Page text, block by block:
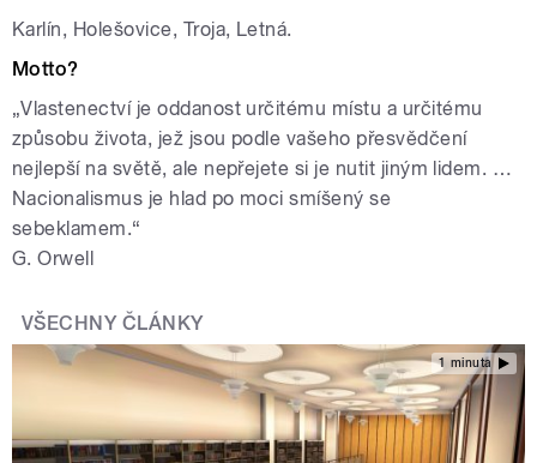
Karlín, Holešovice, Troja, Letná.
Motto?
„Vlastenectví je oddanost určitému místu a určitému
způsobu života, jež jsou podle vašeho přesvědčení
nejlepší na světě, ale nepřejete si je nutit jiným lidem. …
Nacionalismus je hlad po moci smíšený se
sebeklamem.“
G. Orwell
VŠECHNY ČLÁNKY
1 minuta